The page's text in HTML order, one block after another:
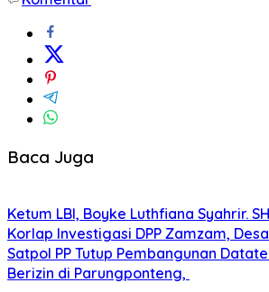
Baca Juga
Ketum LBI, Boyke Luthfiana Syahrir.
Korlap Investigasi DPP Zamzam,
Satpol PP Tutup Pembangunan
Berizin di Parungponteng,